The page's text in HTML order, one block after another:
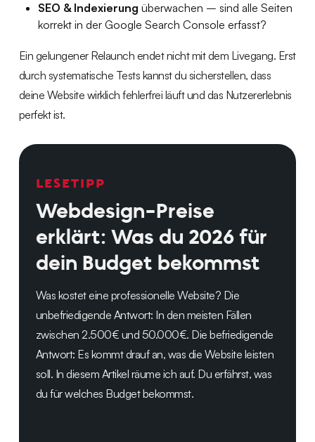
SEO & Indexierung überwachen – sind alle Seiten
korrekt in der Google Search Console erfasst?
Ein gelungener Relaunch endet nicht mit dem Livegang. Erst
durch systematische Tests kannst du sicherstellen, dass
deine Website wirklich fehlerfrei läuft und das Nutzererlebnis
perfekt ist.
LESETIPP
Webdesign-Preise
erklärt: Was du 2026 für
dein Budget bekommst
Was kostet eine professionelle Website? Die
unbefriedigende Antwort: In den meisten Fällen
zwischen 2.500€ und 50.000€. Die befriedigende
Antwort: Es kommt drauf an, was die Website leisten
soll. In diesem Artikel räume ich auf. Du erfährst, was
du für welches Budget bekommst.